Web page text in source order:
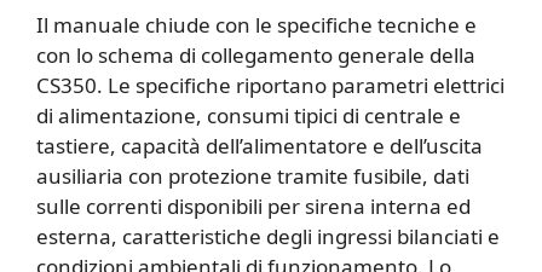
Il manuale chiude con le specifiche tecniche e
con lo schema di collegamento generale della
CS350. Le specifiche riportano parametri elettrici
di alimentazione, consumi tipici di centrale e
tastiere, capacità dell’alimentatore e dell’uscita
ausiliaria con protezione tramite fusibile, dati
sulle correnti disponibili per sirena interna ed
esterna, caratteristiche degli ingressi bilanciati e
condizioni ambientali di funzionamento. Lo